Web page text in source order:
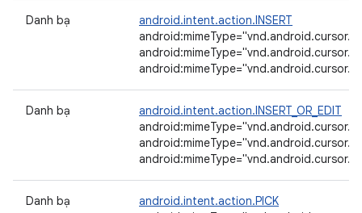
Danh bạ
android.intent.action.INSERT
Danh bạ
android.intent.action.INSERT_OR_EDIT
Danh bạ
android.intent.action.PICK